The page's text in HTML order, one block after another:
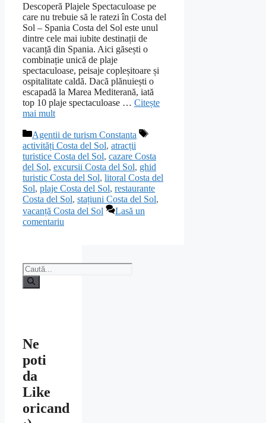
Descoperă Plajele Spectaculoase pe
care nu trebuie să le ratezi în Costa del
Sol – Spania Costa del Sol este unul
dintre cele mai iubite destinații de
vacanță din Spania. Aici găsești o
combinație unică de plaje
spectaculoase, peisaje copleșitoare și
ospitalitate caldă. Dacă plănuiești o
escapadă la Marea Mediterană, iată
top 10 plaje spectaculoase … Citește
mai mult
Categorii
Agentii de turism Constanta
Etichete
activități Costa del Sol, atracții
turistice Costa del Sol, cazare Costa
del Sol, excursii Costa del Sol, ghid
turistic Costa del Sol, litoral Costa del
Sol, plaje Costa del Sol, restaurante
Costa del Sol, stațiuni Costa del Sol,
vacanță Costa del Sol
Lasă un
comentariu
Caută
după:
Ne
poti
da
Like
oricand